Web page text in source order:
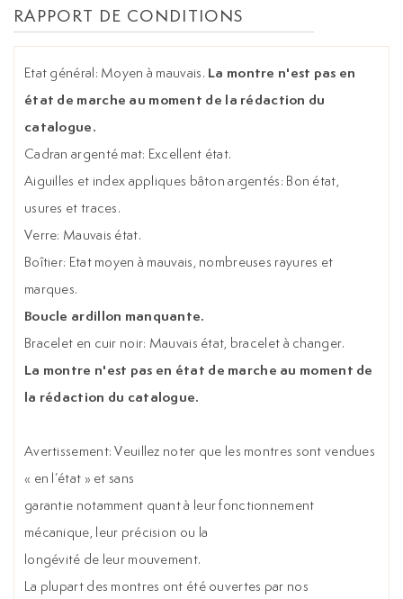
RAPPORT DE CONDITIONS
Etat général: Moyen à mauvais. La montre n'est pas en
état de marche au moment de la rédaction du
catalogue.
Cadran argenté mat: Excellent état.
Aiguilles et index appliques bâton argentés: Bon état,
usures et traces.
Verre: Mauvais état.
Boîtier: Etat moyen à mauvais, nombreuses rayures et
marques.
Boucle ardillon manquante.
Bracelet en cuir noir: Mauvais état, bracelet à changer.
La montre n'est pas en état de marche au moment de
la rédaction du catalogue.
Avertissement: Veuillez noter que les montres sont vendues
« en l’état » et sans
garantie notamment quant à leur fonctionnement
mécanique, leur précision ou la
longévité de leur mouvement.
La plupart des montres ont été ouvertes par nos